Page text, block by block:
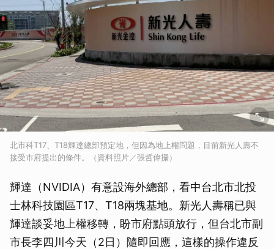
北市科T17、T18輝達總部預定地，但因為地上權問題，目前新光人壽不
接受市府提出的條件。（資料照片／張哲偉攝）
輝達（NVIDIA）有意設海外總部，看中台北市北投
士林科技園區T17、T18兩塊基地。新光人壽稱已與
輝達談妥地上權移轉，盼市府點頭放行，但台北市副
市長李四川今天（2日）隨即回應，這樣的操作違反